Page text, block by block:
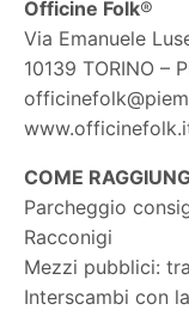
Officine Folk®
Via Emanuele
10139 TORINO –
COME
Parcheggio
Racconigi
Mezzi pubblici:
Interscambi con